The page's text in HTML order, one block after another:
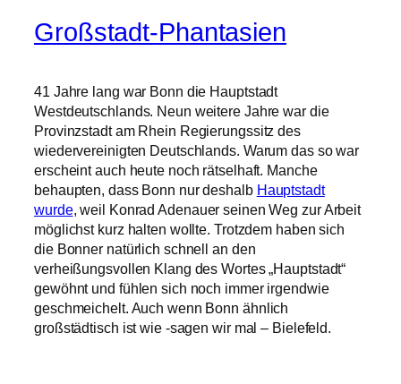
Großstadt-Phantasien
41 Jahre lang war Bonn die Hauptstadt
Westdeutschlands. Neun weitere Jahre war die
Provinzstadt am Rhein Regierungssitz des
wiedervereinigten Deutschlands. Warum das so war
erscheint auch heute noch rätselhaft. Manche
behaupten, dass Bonn nur deshalb Hauptstadt
wurde, weil Konrad Adenauer seinen Weg zur Arbeit
möglichst kurz halten wollte. Trotzdem haben sich
die Bonner natürlich schnell an den
verheißungsvollen Klang des Wortes „Hauptstadt“
gewöhnt und fühlen sich noch immer irgendwie
geschmeichelt. Auch wenn Bonn ähnlich
großstädtisch ist wie -sagen wir mal – Bielefeld.